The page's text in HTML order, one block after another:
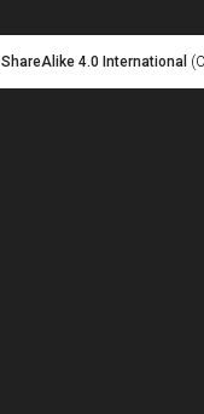
4.0 International